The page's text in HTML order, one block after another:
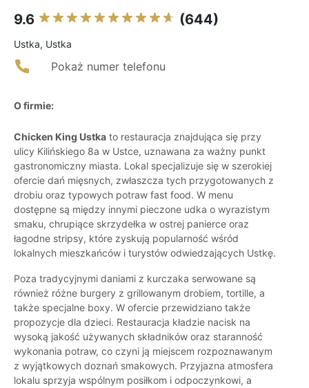
9.6 (644)
Ustka, Ustka
Pokaż numer telefonu
O firmie:
Chicken King Ustka to restauracja znajdująca się przy
ulicy Kilińskiego 8a w Ustce, uznawana za ważny punkt
gastronomiczny miasta. Lokal specjalizuje się w szerokiej
ofercie dań mięsnych, zwłaszcza tych przygotowanych z
drobiu oraz typowych potraw fast food. W menu
dostępne są między innymi pieczone udka o wyrazistym
smaku, chrupiące skrzydełka w ostrej panierce oraz
łagodne stripsy, które zyskują popularność wśród
lokalnych mieszkańców i turystów odwiedzających Ustkę.
Poza tradycyjnymi daniami z kurczaka serwowane są
również różne burgery z grillowanym drobiem, tortille, a
także specjalne boxy. W ofercie przewidziano także
propozycje dla dzieci. Restauracja kładzie nacisk na
wysoką jakość używanych składników oraz staranność
wykonania potraw, co czyni ją miejscem rozpoznawanym
z wyjątkowych doznań smakowych. Przyjazna atmosfera
lokalu sprzyja wspólnym posiłkom i odpoczynkowi, a